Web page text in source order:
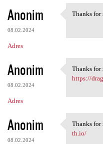
Anonim
08.02.2024
Adres
Thanks
Thanks for
Anonim
08.02.2024
Adres
Thanks
Thanks for
https://
Anonim
08.02.2024
Thanks
Thanks for
th.io/